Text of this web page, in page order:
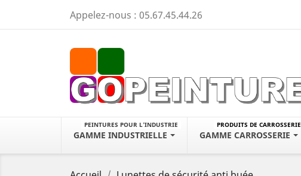
Appelez-nous : 05.67.45.44.26
GAMME INDUSTRIELLE
PEINTURES POUR L'INDUSTRIE
GAMME CARROSSERIE
PRODUITS DE CARROSSERIE